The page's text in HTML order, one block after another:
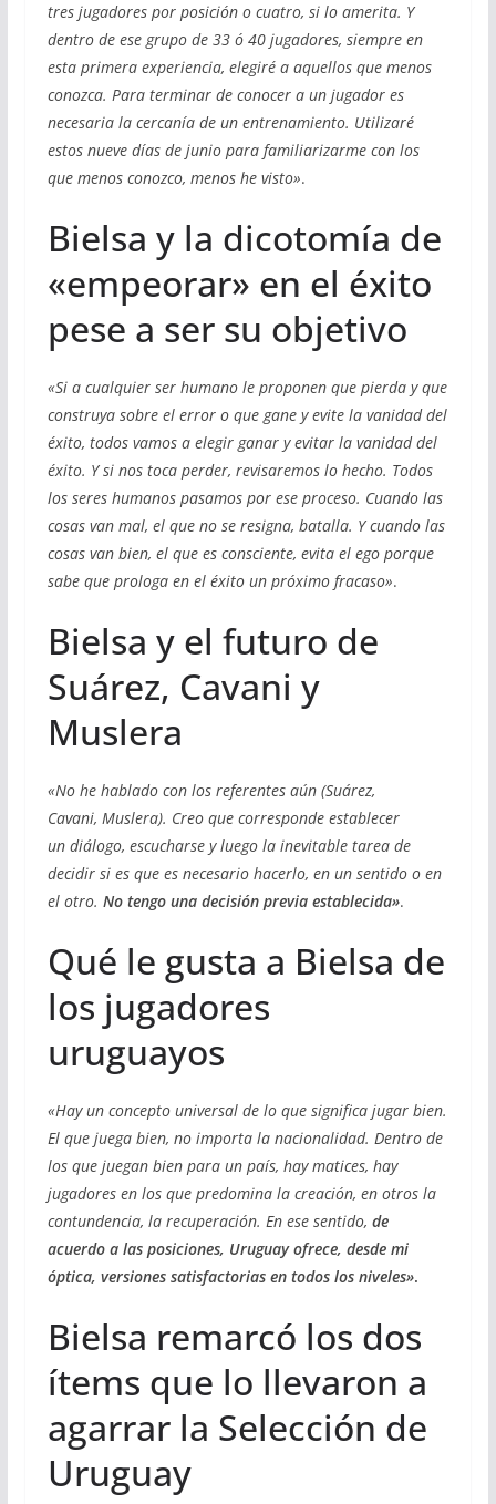
tres jugadores por posición o cuatro, si lo amerita. Y
dentro de ese grupo de 33 ó 40 jugadores, siempre en
esta primera experiencia, elegiré a aquellos que menos
conozca. Para terminar de conocer a un jugador es
necesaria la cercanía de un entrenamiento. Utilizaré
estos nueve días de junio para familiarizarme con los
que menos conozco, menos he visto».
Bielsa y la dicotomía de
«empeorar» en el éxito
pese a ser su objetivo
«Si a cualquier ser humano le proponen que pierda y que
construya sobre el error o que gane y evite la vanidad del
éxito, todos vamos a elegir ganar y evitar la vanidad del
éxito. Y si nos toca perder, revisaremos lo hecho. Todos
los seres humanos pasamos por ese proceso. Cuando las
cosas van mal, el que no se resigna, batalla. Y cuando las
cosas van bien, el que es consciente, evita el ego porque
sabe que prologa en el éxito un próximo fracaso».
Bielsa y el futuro de
Suárez, Cavani y
Muslera
«No he hablado con los referentes aún (Suárez,
Cavani, Muslera). Creo que corresponde establecer
un diálogo, escucharse y luego la inevitable tarea de
decidir si es que es necesario hacerlo, en un sentido o en
el otro. No tengo una decisión previa establecida».
Qué le gusta a Bielsa de
los jugadores
uruguayos
«Hay un concepto universal de lo que significa jugar bien.
El que juega bien, no importa la nacionalidad. Dentro de
los que juegan bien para un país, hay matices, hay
jugadores en los que predomina la creación, en otros la
contundencia, la recuperación. En ese sentido, de
acuerdo a las posiciones, Uruguay ofrece, desde mi
óptica, versiones satisfactorias en todos los niveles».
Bielsa remarcó los dos
ítems que lo llevaron a
agarrar la Selección de
Uruguay